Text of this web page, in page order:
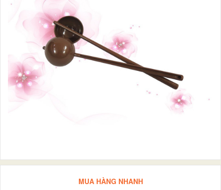
MUA HÀNG NHANH